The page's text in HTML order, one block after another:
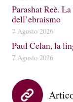
Parashat Reè.
dell’ebraismo
7 Agosto 2026
Paul Celan, la
7 Agosto 2026